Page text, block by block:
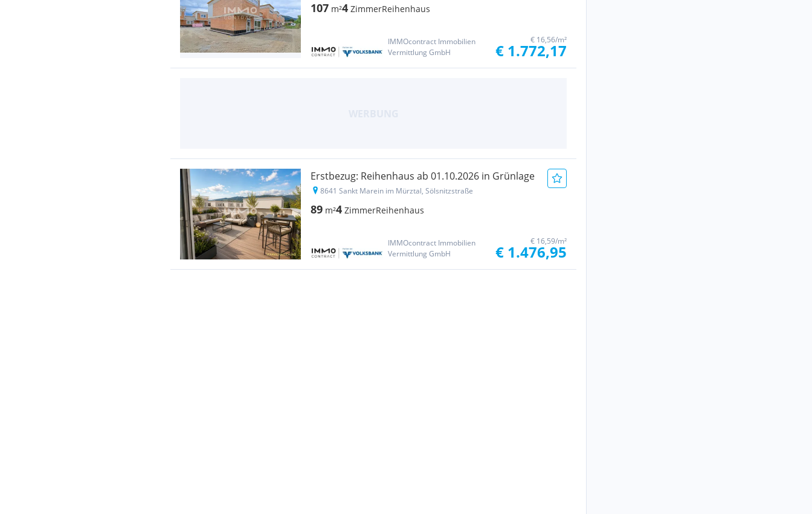
107 m²4 ZimmerReihenhaus
IMMOcontract Immobilien
Vermittlung GmbH
€ 16,56/m²
€ 1.772,17
Erstbezug: Reihenhaus ab 01.10.2026 in Grünlage
8641 Sankt Marein im Mürztal, Sölsnitzstraße
89 m²4 ZimmerReihenhaus
IMMOcontract Immobilien
Vermittlung GmbH
€ 16,59/m²
€ 1.476,95